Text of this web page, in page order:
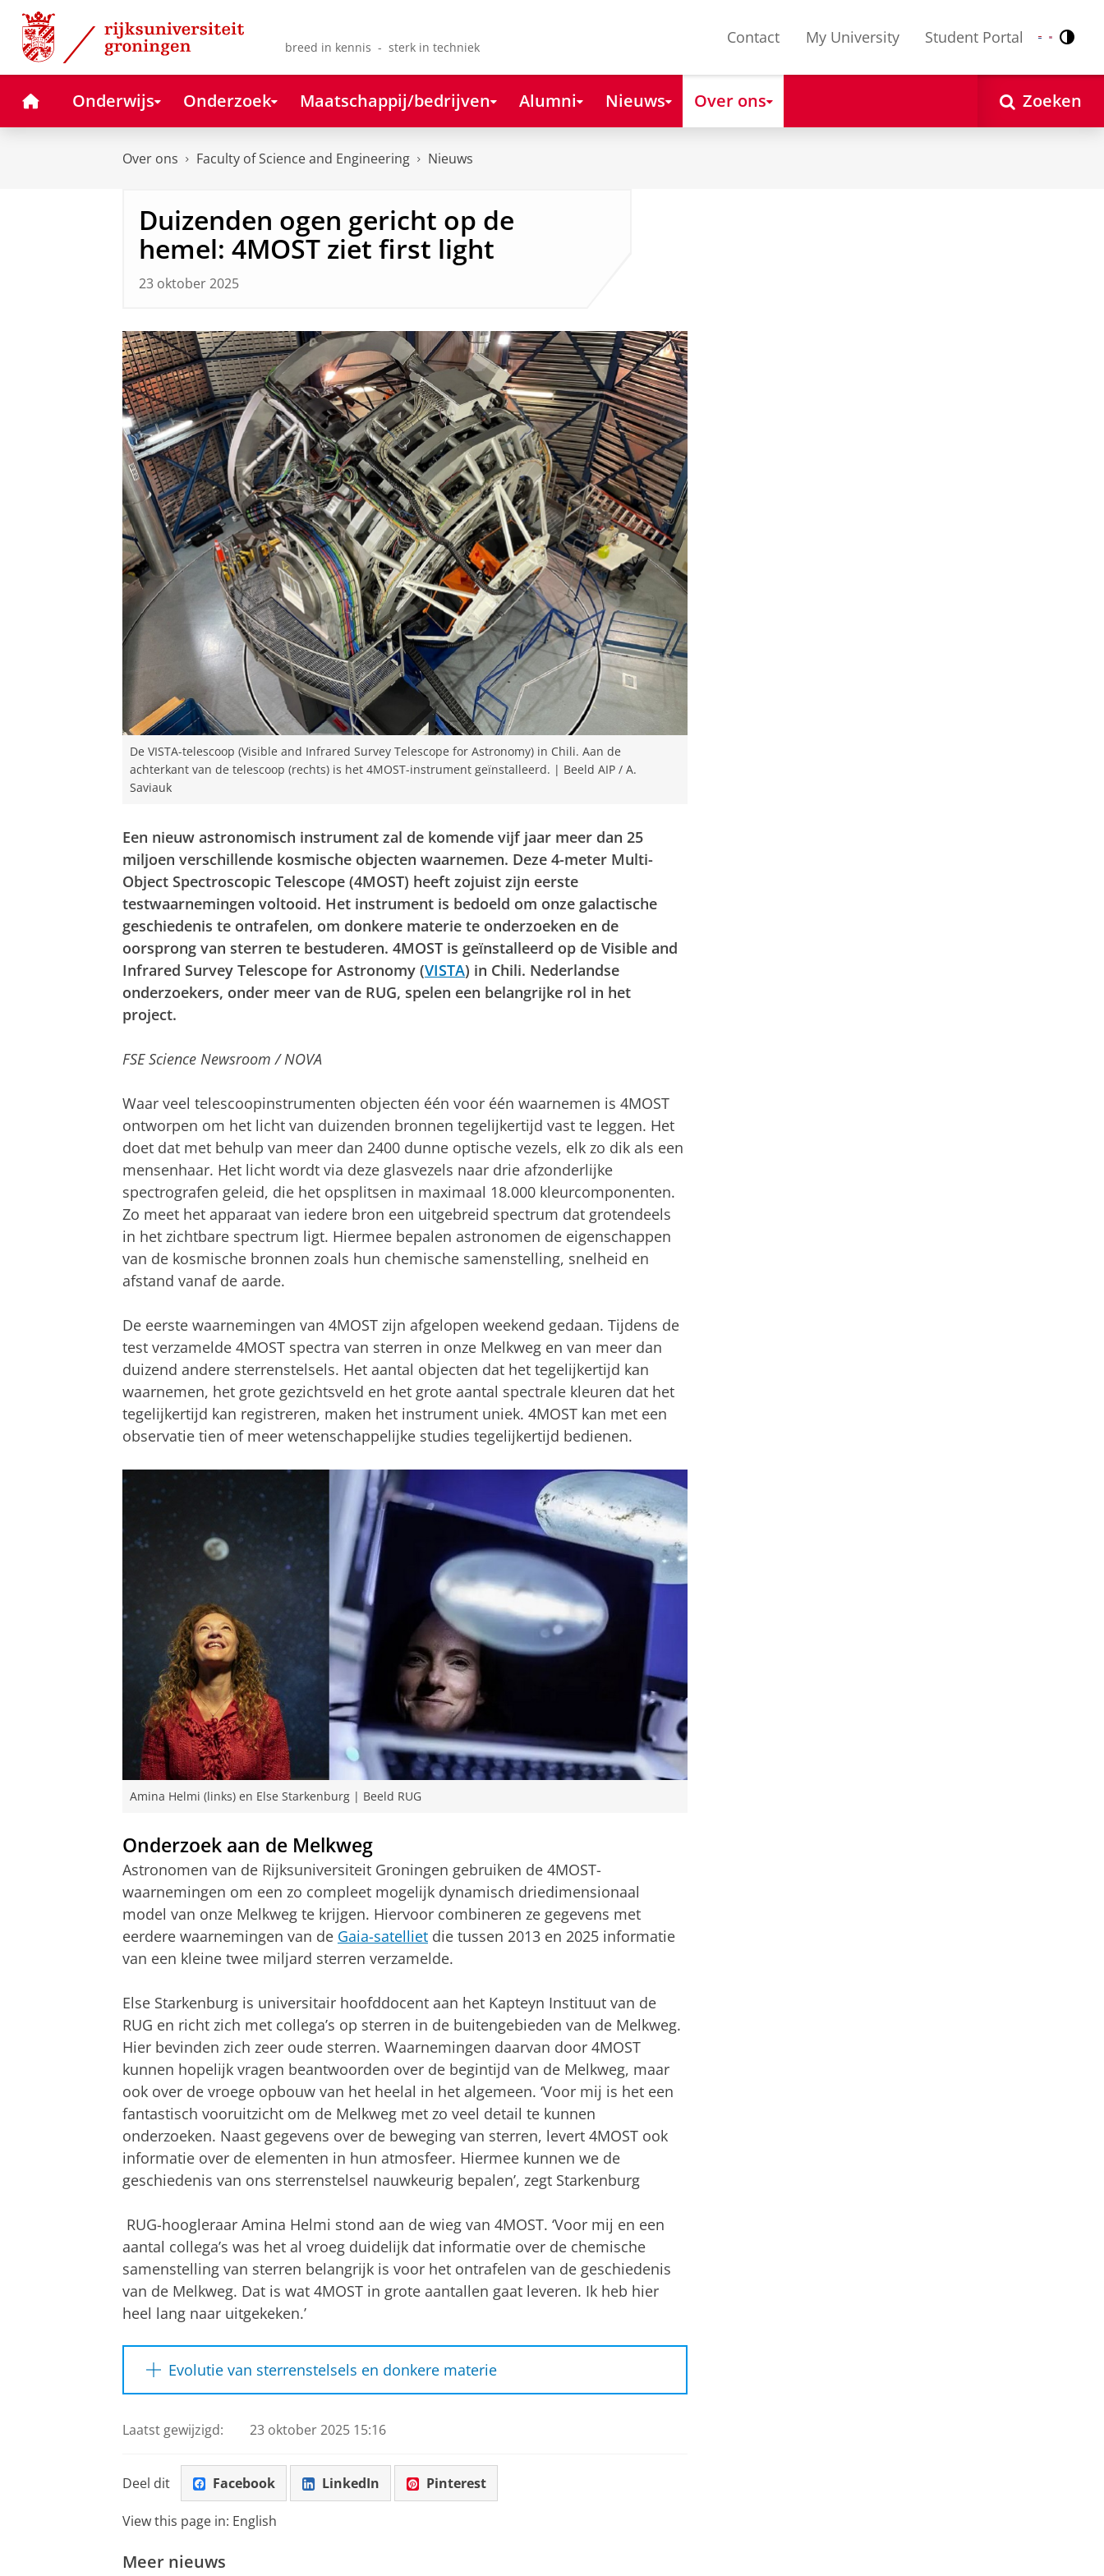
Skip
Content
Skip
Navigation
breed in kennis - sterk in techniek
Contact My University Student Portal Nederlands
English
HomeOnderwijs Onderzoek Maatschappij/bedrijven Alumni Nieuws Over ons Zoeken
Over ons Faculty of Science and Engineering Nieuws
Duizenden ogen gericht op de
hemel: 4MOST ziet first light
23 oktober 2025
De VISTA-telescoop (Visible and Infrared Survey Telescope for Astronomy) in Chili. Aan de
achterkant van de telescoop (rechts) is het 4MOST-instrument geïnstalleerd. | Beeld AIP / A.
Saviauk
Een nieuw astronomisch instrument zal de komende vijf jaar meer dan 25
miljoen verschillende kosmische objecten waarnemen. Deze 4-meter Multi-
Object Spectroscopic Telescope (4MOST) heeft zojuist zijn eerste
testwaarnemingen voltooid. Het instrument is bedoeld om onze galactische
geschiedenis te ontrafelen, om donkere materie te onderzoeken en de
oorsprong van sterren te bestuderen. 4MOST is geïnstalleerd op de Visible and
Infrared Survey Telescope for Astronomy (VISTA) in Chili. Nederlandse
onderzoekers, onder meer van de RUG, spelen een belangrijke rol in het
project.
FSE Science Newsroom / NOVA
Waar veel telescoopinstrumenten objecten één voor één waarnemen is 4MOST
ontworpen om het licht van duizenden bronnen tegelijkertijd vast te leggen. Het
doet dat met behulp van meer dan 2400 dunne optische vezels, elk zo dik als een
mensenhaar. Het licht wordt via deze glasvezels naar drie afzonderlijke
spectrografen geleid, die het opsplitsen in maximaal 18.000 kleurcomponenten.
Zo meet het apparaat van iedere bron een uitgebreid spectrum dat grotendeels
in het zichtbare spectrum ligt. Hiermee bepalen astronomen de eigenschappen
van de kosmische bronnen zoals hun chemische samenstelling, snelheid en
afstand vanaf de aarde.
De eerste waarnemingen van 4MOST zijn afgelopen weekend gedaan. Tijdens de
test verzamelde 4MOST spectra van sterren in onze Melkweg en van meer dan
duizend andere sterrenstelsels. Het aantal objecten dat het tegelijkertijd kan
waarnemen, het grote gezichtsveld en het grote aantal spectrale kleuren dat het
tegelijkertijd kan registreren, maken het instrument uniek. 4MOST kan met een
observatie tien of meer wetenschappelijke studies tegelijkertijd bedienen.
Amina Helmi (links) en Else Starkenburg | Beeld RUG
Onderzoek aan de Melkweg
Astronomen van de Rijksuniversiteit Groningen gebruiken de 4MOST-
waarnemingen om een zo compleet mogelijk dynamisch driedimensionaal
model van onze Melkweg te krijgen. Hiervoor combineren ze gegevens met
eerdere waarnemingen van de Gaia-satelliet die tussen 2013 en 2025 informatie
van een kleine twee miljard sterren verzamelde.
Else Starkenburg is universitair hoofddocent aan het Kapteyn Instituut van de
RUG en richt zich met collega’s op sterren in de buitengebieden van de Melkweg.
Hier bevinden zich zeer oude sterren. Waarnemingen daarvan door 4MOST
kunnen hopelijk vragen beantwoorden over de begintijd van de Melkweg, maar
ook over de vroege opbouw van het heelal in het algemeen. ‘Voor mij is het een
fantastisch vooruitzicht om de Melkweg met zo veel detail te kunnen
onderzoeken. Naast gegevens over de beweging van sterren, levert 4MOST ook
informatie over de elementen in hun atmosfeer. Hiermee kunnen we de
geschiedenis van ons sterrenstelsel nauwkeurig bepalen’, zegt Starkenburg
RUG-hoogleraar Amina Helmi stond aan de wieg van 4MOST. ‘Voor mij en een
aantal collega’s was het al vroeg duidelijk dat informatie over de chemische
samenstelling van sterren belangrijk is voor het ontrafelen van de geschiedenis
van de Melkweg. Dat is wat 4MOST in grote aantallen gaat leveren. Ik heb hier
heel lang naar uitgekeken.’
Evolutie van sterrenstelsels en donkere materie
spectra vastleggen van meer dan 25 miljoen verschillende bronnen,
analyseert niet alleen de Melkweg, maar het instrument laat ook zien hoe
andere sterrenstelsels ontstaan en evolueren. Bovendien kan het licht
werpen op de onzichtbare donkere materie die zich in en tussen
de evolutie van het heelal zelf te bestuderen, door te kijken hoe het zich in
Laatst gewijzigd: 23 oktober 2025 15:16
Deel dit Facebook LinkedIn Pinterest
View this page in: English
Meer nieuws